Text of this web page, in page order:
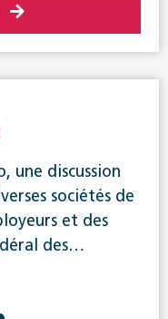
une discussion
sociétés de
et des
des…